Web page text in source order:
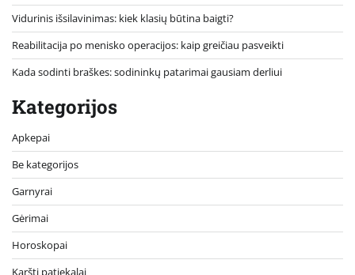
Vidurinis išsilavinimas: kiek klasių būtina baigti?
Reabilitacija po menisko operacijos: kaip greičiau pasveikti
Kada sodinti braškes: sodininkų patarimai gausiam derliui
Kategorijos
Apkepai
Be kategorijos
Garnyrai
Gėrimai
Horoskopai
Karšti patiekalai